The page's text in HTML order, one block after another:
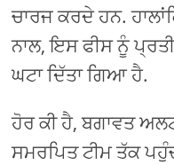
ਚਾਰਜ ਕਰਦੇ ਹਨ.
ਨਾਲ, ਇਸ ਫੀਸ ਨੂੰ
ਘਟਾ ਦਿੱਤਾ ਗਿਆ ਹੈ.
ਹੋਰ ਕੀ ਹੈ, ਬਗਾਵਤ
ਸਮਰਪਿਤ ਟੀਮ ਤੱਕ